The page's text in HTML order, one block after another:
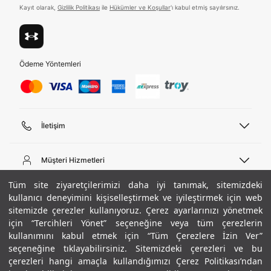
Tüm site ziyaretçilerimizi daha iyi tanımak, sitemizdeki
kullanıcı deneyimini kişiselleştirmek ve iyileştirmek için web
sitemizde çerezler kullanıyoruz. Çerez ayarlarınızı yönetmek
için “Tercihleri Yönet” seçeneğine veya tüm çerezlerin
kullanımını kabul etmek için “Tüm Çerezlere İzin Ver”
seçeneğine tıklayabilirsiniz. Sitemizdeki çerezleri ve bu
çerezleri hangi amaçla kullandığımızı Çerez Politikası’ndan
Kayıt olarak, Gizlilik Politikası ile Hükümler ve Koşullar'ı kabul etmiş sayılırsınız.
Ödeme Yöntemleri
İletişim
444 02 00
Pazartesi - Cuma 09:00 - 18:00
E-posta
bilgi@underarmour.com
Müşteri Hizmetleri
Sipariş Sorgulama
Bize Ulaşın
Teslimat Bilgileri
İşlem Rehberi
İade ve Değişimler
Sıkça Sorulan Sorular
Beden Rehberi
Hakkımızda
Ticari Bilgiler
Hükümler ve Koşullar
Gizlilik Politikası
Çerez Politikası
UA Sosyal Medya
Instagram
Facebook
Popüler Kategoriler